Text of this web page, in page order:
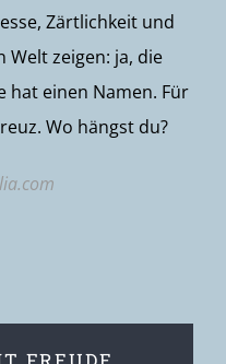
Zärtlichkeit und
zeigen: ja, die
hat einen Namen. Für
Wo hängst du?